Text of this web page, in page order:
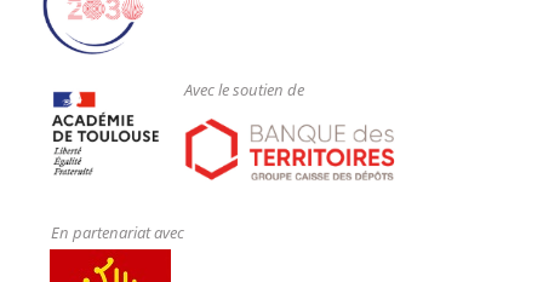
Avec le soutien de
En partenariat avec